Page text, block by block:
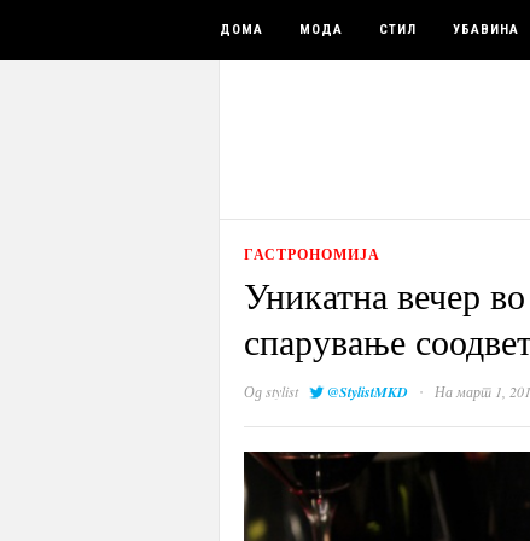
ДОМА МОДА СТИЛ УБАВИНА
ГАСТРОНОМИЈА
Уникатна вечер
спарување
Одstylist @StylistMKD · На март 1,